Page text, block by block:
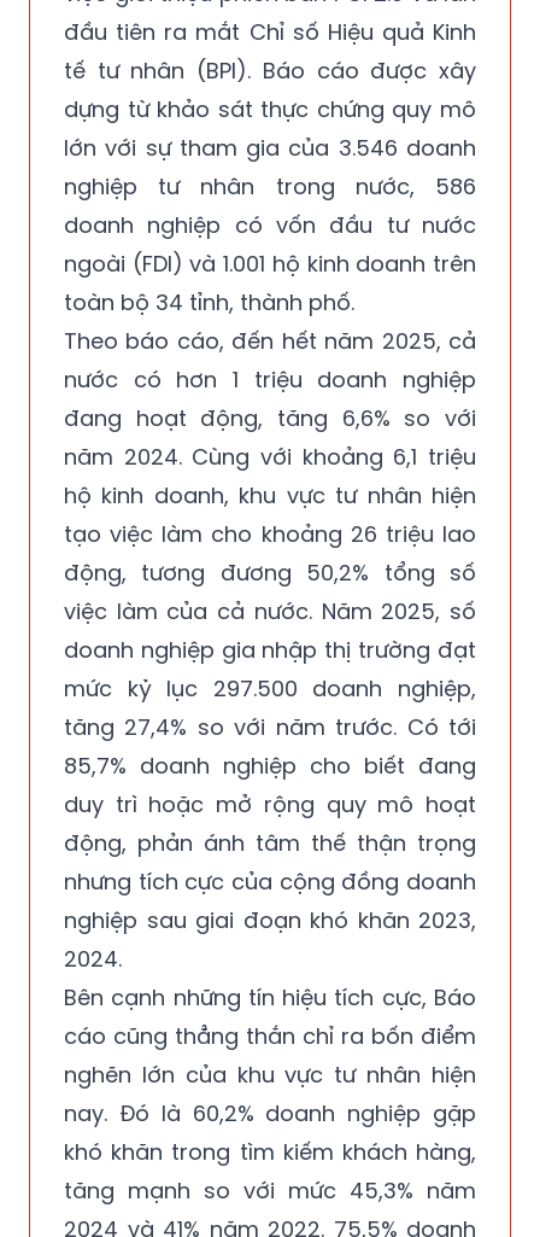
đầu tiên ra mắt Chỉ số Hiệu quả Kinh
tế tư nhân (BPI). Báo cáo được xây
dựng từ khảo sát thực chứng quy mô
lớn với sự tham gia của 3.546 doanh
nghiệp tư nhân trong nước, 586
doanh nghiệp có vốn đầu tư nước
ngoài (FDI) và 1.001 hộ kinh doanh trên
toàn bộ 34 tỉnh, thành phố.
Theo báo cáo, đến hết năm 2025, cả
nước có hơn 1 triệu doanh nghiệp
đang hoạt động, tăng 6,6% so với
năm 2024. Cùng với khoảng 6,1 triệu
hộ kinh doanh, khu vực tư nhân hiện
tạo việc làm cho khoảng 26 triệu lao
động, tương đương 50,2% tổng số
việc làm của cả nước. Năm 2025, số
doanh nghiệp gia nhập thị trường đạt
mức kỷ lục 297.500 doanh nghiệp,
tăng 27,4% so với năm trước. Có tới
85,7% doanh nghiệp cho biết đang
duy trì hoặc mở rộng quy mô hoạt
động, phản ánh tâm thế thận trọng
nhưng tích cực của cộng đồng doanh
nghiệp sau giai đoạn khó khăn 2023,
2024.
Bên cạnh những tín hiệu tích cực, Báo
cáo cũng thẳng thắn chỉ ra bốn điểm
nghẽn lớn của khu vực tư nhân hiện
nay. Đó là 60,2% doanh nghiệp gặp
khó khăn trong tìm kiếm khách hàng,
tăng mạnh so với mức 45,3% năm
2024 và 41% năm 2022. 75,5% doanh